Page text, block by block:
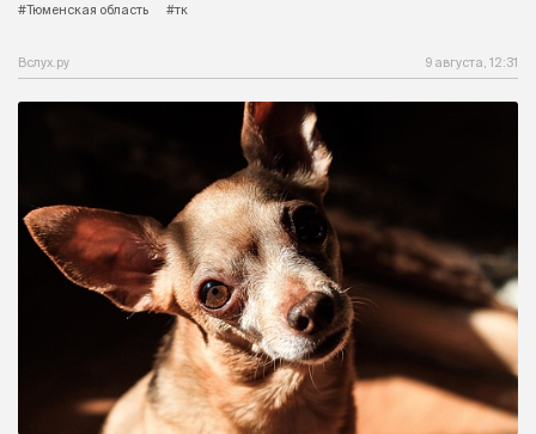
#Тюменская область
#тк
Вслух.ру 9 августа, 12:31